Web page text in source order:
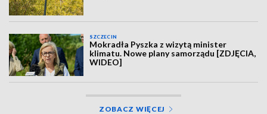
SZCZECIN
Mokradła Pyszka z wizytą minister
klimatu. Nowe plany samorządu [ZDJĘCIA,
WIDEO]
ZOBACZ WIĘCEJ